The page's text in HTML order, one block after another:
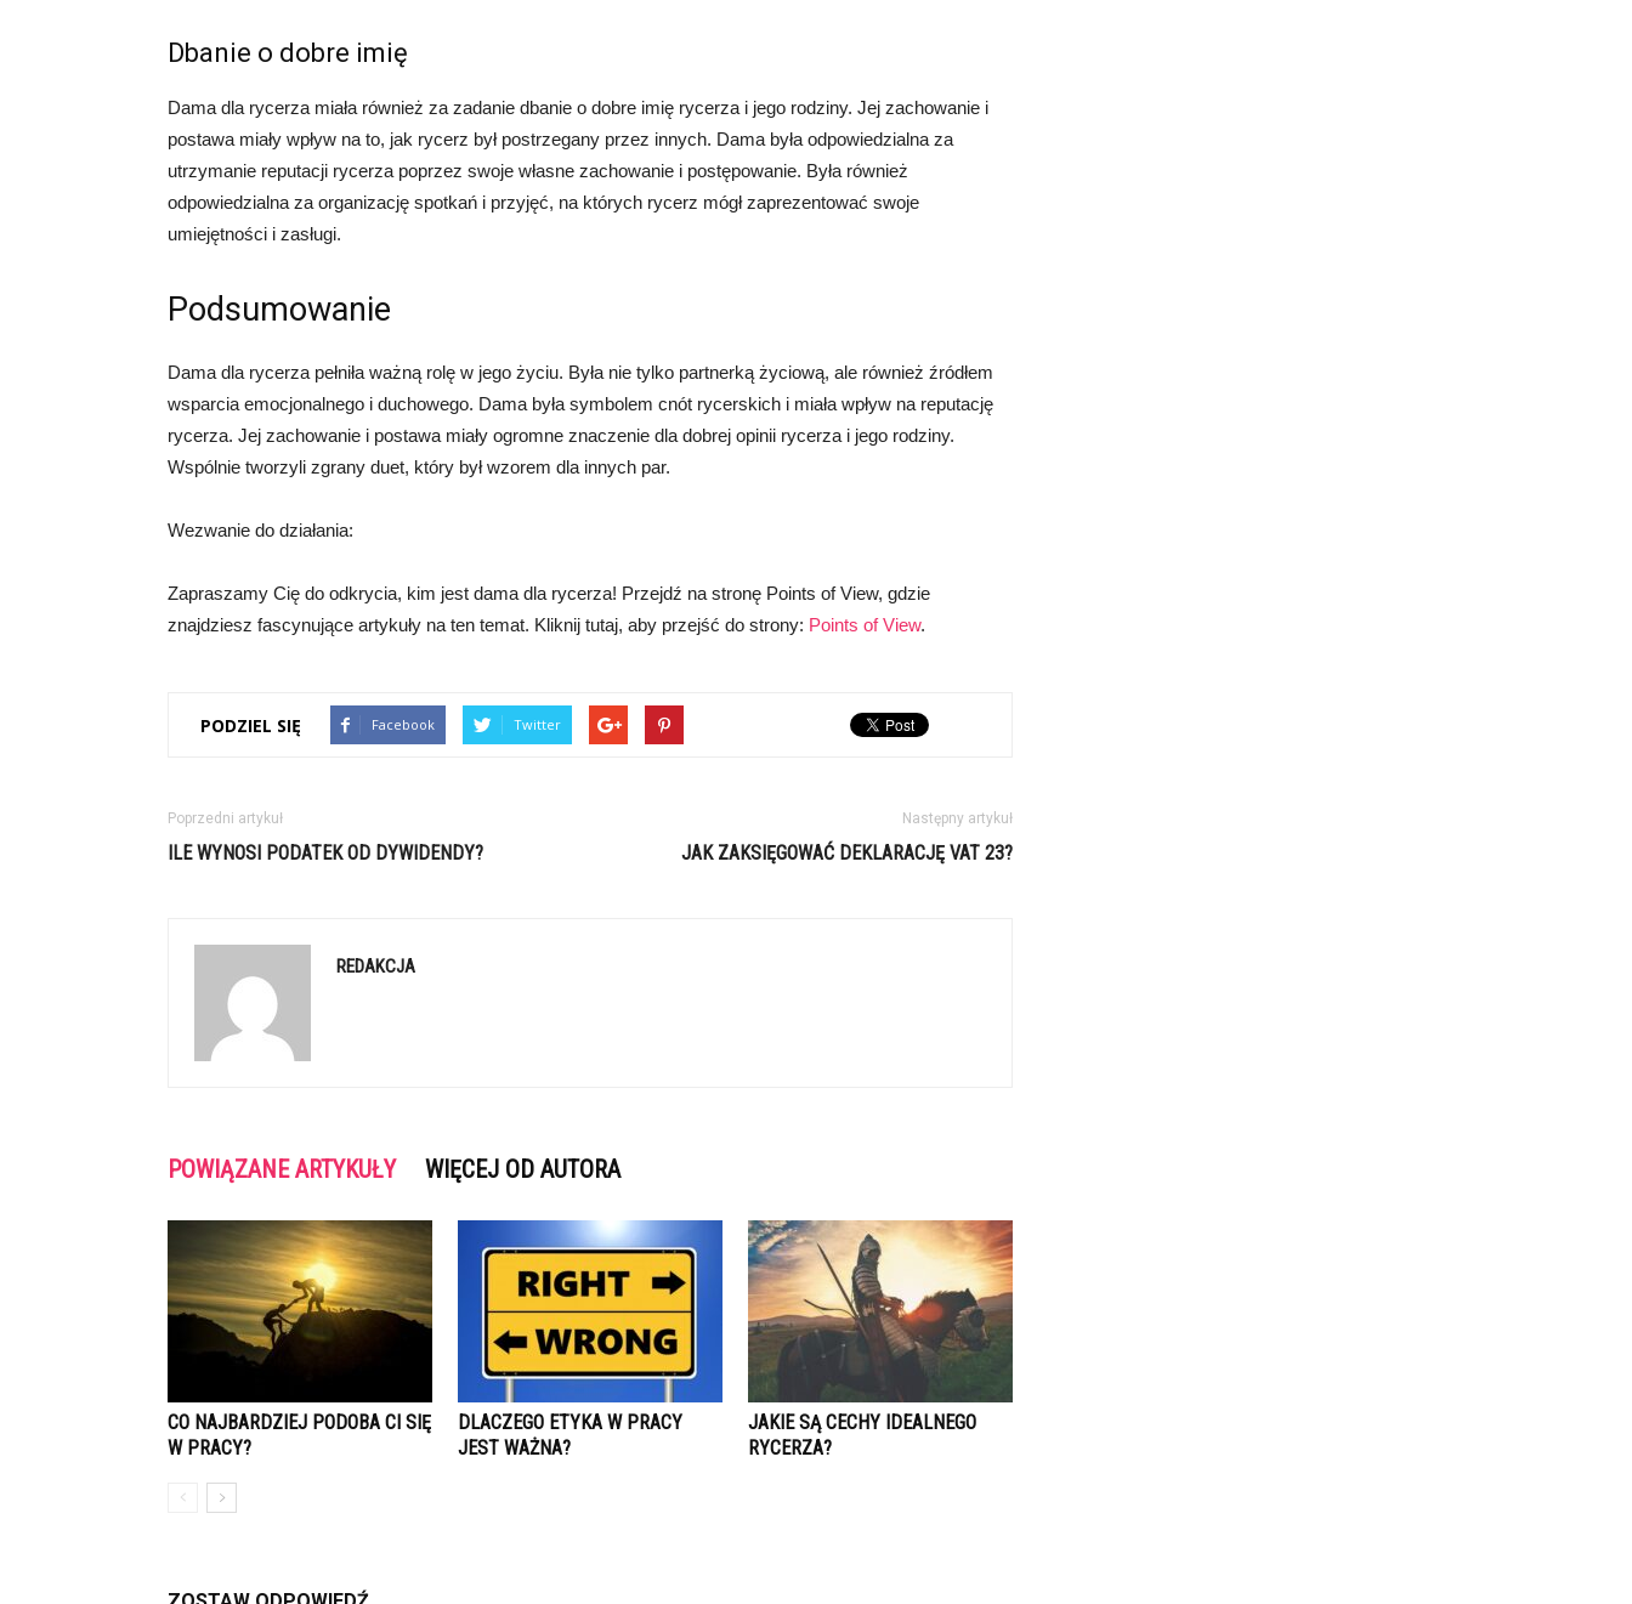
Dbanie o dobre imię
Dama dla rycerza miała również za zadanie dbanie o dobre imię rycerza i jego rodziny. Jej zachowanie i
postawa miały wpływ na to, jak rycerz był postrzegany przez innych. Dama była odpowiedzialna za
utrzymanie reputacji rycerza poprzez swoje własne zachowanie i postępowanie. Była również
odpowiedzialna za organizację spotkań i przyjęć, na których rycerz mógł zaprezentować swoje
umiejętności i zasługi.
Podsumowanie
Dama dla rycerza pełniła ważną rolę w jego życiu. Była nie tylko partnerką życiową, ale również źródłem
wsparcia emocjonalnego i duchowego. Dama była symbolem cnót rycerskich i miała wpływ na reputację
rycerza. Jej zachowanie i postawa miały ogromne znaczenie dla dobrej opinii rycerza i jego rodziny.
Wspólnie tworzyli zgrany duet, który był wzorem dla innych par.
Wezwanie do działania:
Zapraszamy Cię do odkrycia, kim jest dama dla rycerza! Przejdź na stronę Points of View, gdzie
znajdziesz fascynujące artykuły na ten temat. Kliknij tutaj, aby przejść do strony: Points of View.
PODZIEL SIĘ Facebook Twitter
Poprzedni artykuł
ILE WYNOSI PODATEK OD DYWIDENDY?
Następny artykuł
JAK ZAKSIĘGOWAĆ DEKLARACJĘ VAT 23?
REDAKCJA
POWIĄZANE ARTYKUŁY WIĘCEJ OD AUTORA
CO NAJBARDZIEJ PODOBA CI SIĘ
W PRACY?
DLACZEGO ETYKA W PRACY
JEST WAŻNA?
JAKIE SĄ CECHY IDEALNEGO
RYCERZA?